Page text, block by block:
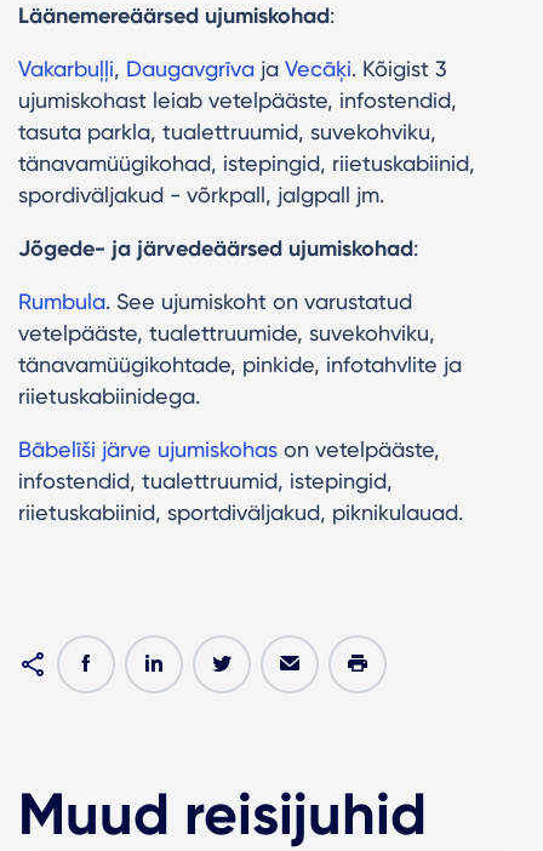
Läänemereäärsed ujumiskohad:
Vakarbuļļi, Daugavgrīva ja Vecāķi. Kõigist 3
ujumiskohast leiab vetelpääste, infostendid,
tasuta parkla, tualettruumid, suvekohviku,
tänavamüügikohad, istepingid, riietuskabiinid,
spordiväljakud - võrkpall, jalgpall jm.
Jõgede- ja järvedeäärsed ujumiskohad:
Rumbula. See ujumiskoht on varustatud
vetelpääste, tualettruumide, suvekohviku,
tänavamüügikohtade, pinkide, infotahvlite ja
riietuskabiinidega.
Bābelīši järve ujumiskohas on vetelpääste,
infostendid, tualettruumid, istepingid,
riietuskabiinid, sportdiväljakud, piknikulauad.
Muud reisijuhid